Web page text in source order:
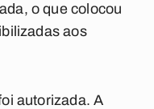
o que colocou
aos
autorizada. A